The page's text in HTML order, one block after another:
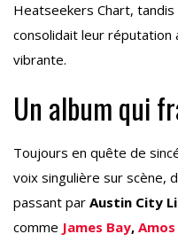
Heatseekers Chart, tandis
consolidait leur réputation
vibrante.
Un album qui
Toujours en quête de
voix singulière sur scène,
passant par Austin City
comme James Bay, Amos